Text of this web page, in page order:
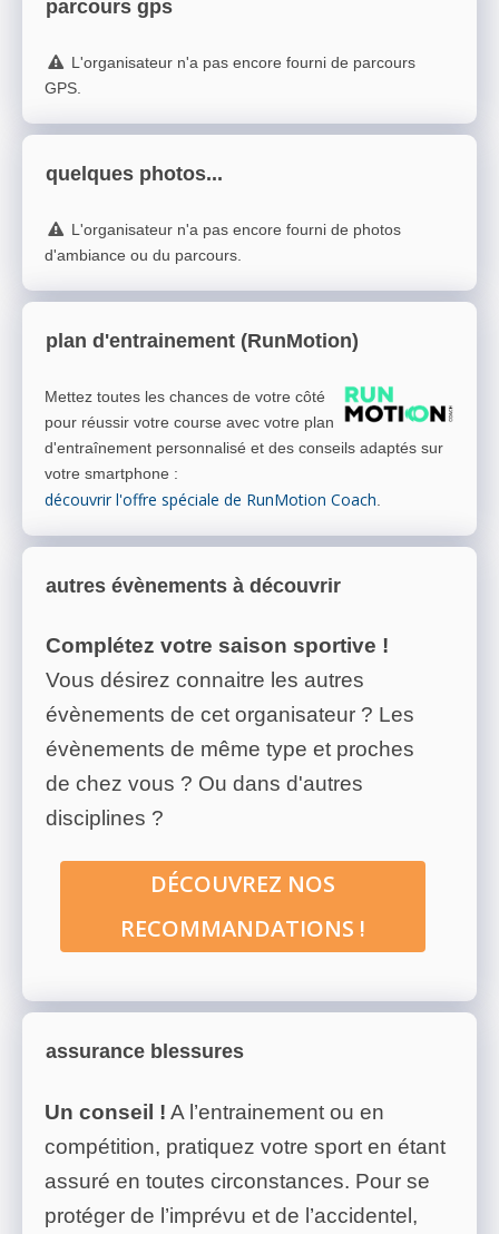
parcours gps
L'organisateur n'a pas encore fourni de parcours
GPS.
quelques photos...
L'organisateur n'a pas encore fourni de photos
d'ambiance ou du parcours.
plan d'entrainement (RunMotion)
Mettez toutes les chances de votre côté
pour réussir votre course avec votre plan
d'entraînement personnalisé et des conseils adaptés sur
votre smartphone :
découvrir l'offre spéciale de RunMotion Coach.
autres évènements à découvrir
Complétez votre saison sportive !
Vous désirez connaitre les autres
évènements de cet organisateur ? Les
évènements de même type et proches
de chez vous ? Ou dans d'autres
disciplines ?
DÉCOUVREZ NOS
RECOMMANDATIONS !
assurance blessures
Un conseil ! A l’entrainement ou en
compétition, pratiquez votre sport en étant
assuré en toutes circonstances. Pour se
protéger de l’imprévu et de l’accidentel,